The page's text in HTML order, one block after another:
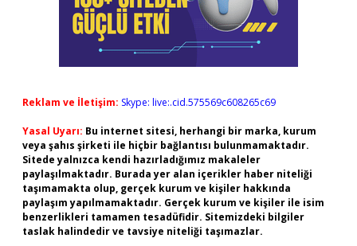
Reklam ve İletişim: Skype: live:.cid.575569c608265c69
Yasal Uyarı: Bu internet sitesi, herhangi bir marka, kurum
veya şahıs şirketi ile hiçbir bağlantısı bulunmamaktadır.
Sitede yalnızca kendi hazırladığımız makaleler
paylaşılmaktadır. Burada yer alan içerikler haber niteliği
taşımamakta olup, gerçek kurum ve kişiler hakkında
paylaşım yapılmamaktadır. Gerçek kurum ve kişiler ile isim
benzerlikleri tamamen tesadüfidir. Sitemizdeki bilgiler
taslak halindedir ve tavsiye niteliği taşımazlar.